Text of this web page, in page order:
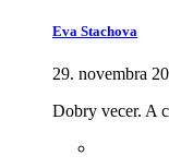
Eva Stachova
29. novembra
Dobry vecer. A